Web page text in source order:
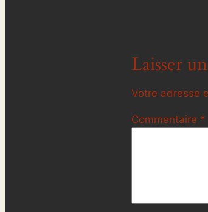
Laisser
Votre adresse
Commentaire *